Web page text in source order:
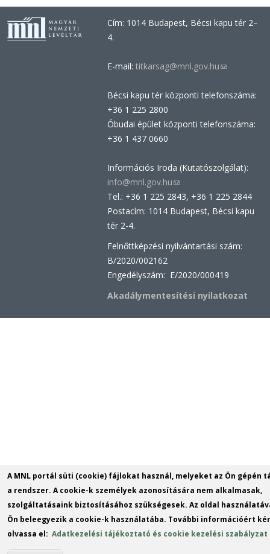
Cím: 1014 Budapest, Bécsi kapu tér 2–
4.
E-mail: titkarsag@mnl.gov.hu(link
e-
Bécsi kapu tér központi telefonszáma:
+36 1 225 2800
Óbudai épület központi telefonszáma:
+36 1 437 0660
Információs Iroda (Kutatószolgálat):
info@mnl.gov.hu(link
sends
e-
Tel.: +36 1 225 2843, +36 1 225 2844
Postacím: 1014 Budapest, Bécsi kapu
tér 2-4.
Felnőttképzési nyilvántartási szám:
B/2020/002162
Engedélyszám: E/2020/000419
Akadálymentesítési nyilatkozat
A MNL portál süti (cookie) fájlokat használ, melyeket az Ön gépén
a rendszer. A cookie-k személyek azonosítására nem alkalmasak,
szolgáltatásaink biztosításához szükségesek. Az oldal
Ön beleegyezik a cookie-k használatába. További információért
olvassa el:Adatkezelési tájékoztató és cookie kezelési szabályzat